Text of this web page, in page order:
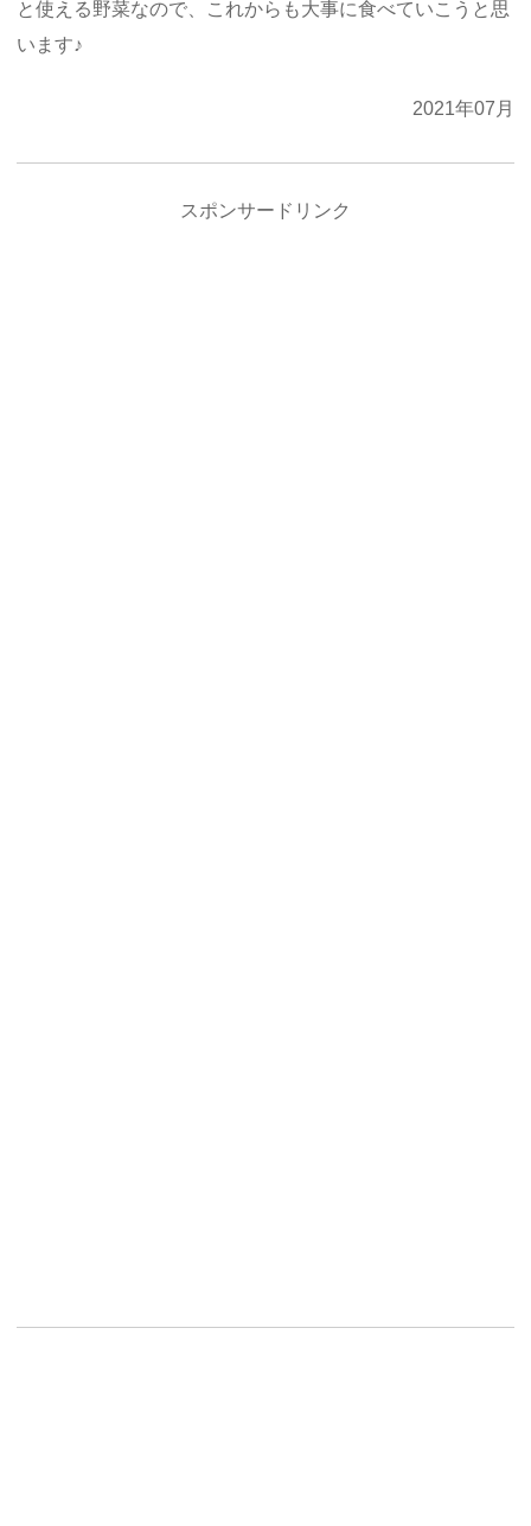
と使える野菜なので、これからも大事に食べていこうと思
います♪
2021年07月
スポンサードリンク